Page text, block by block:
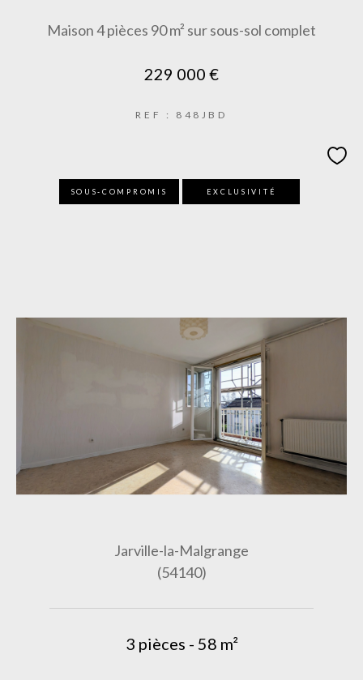
Maison 4 pièces 90 m² sur sous-sol complet
229 000 €
REF : 848JBD
SOUS-COMPROMIS EXCLUSIVITÉ
Jarville-la-Malgrange
(54140)
3 pièces - 58 m²